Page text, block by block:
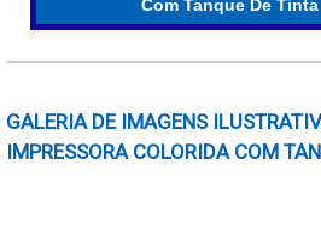
para quem imprime com
A recarga da tinta pode ser
Essa facilidade é um grande
para famílias ou pequenas
Com Tanque De Tinta​
GALERIA DE IMAGENS
IMPRESSORA COLORIDA COM